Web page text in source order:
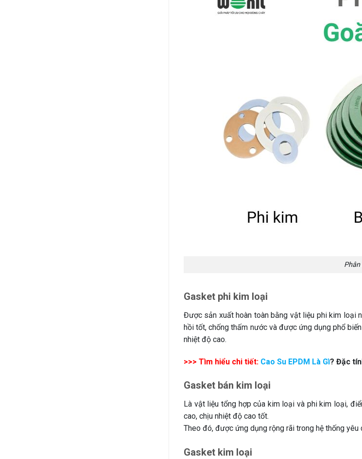
Gasket phi kim loại
Được sản xuất hoàn toàn bằng vật liệu phi kim loại
hồi tốt, chống thấm nước và được ứng dụng phổ
nhiệt độ cao.
>>> Tìm hiểu chi tiết: Cao Su EPDM Là Gì? Đặc
Gasket bán kim loại
Là vật liệu tổng hợp của kim loại và phi kim loại,
cao, chịu nhiệt độ cao tốt.
Theo đó, được ứng dụng rộng rãi trong hệ thống yêu
Gasket kim loại